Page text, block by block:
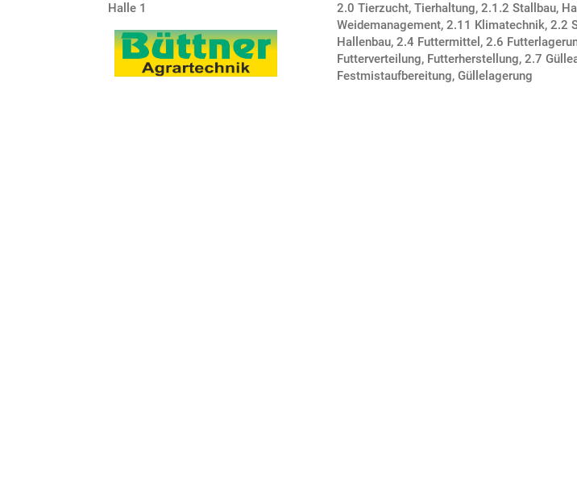
Halle 1
2.0 Tierzucht, Tierhaltung,2.1.2 Stallbau,
Weidemanagement,2.11 Klimatechnik,2.2
Hallenbau,2.4 Futtermittel ,2.6
Futterverteilung, Futterherstellung,2.7
Festmistaufbereitung, Güllelagerung